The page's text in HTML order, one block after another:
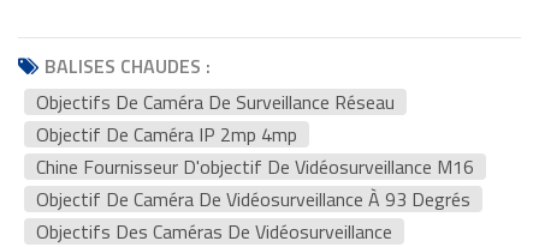
BALISES CHAUDES :
Objectifs De Caméra De Surveillance Réseau
Objectif De Caméra IP 2mp 4mp
Chine Fournisseur D'objectif De Vidéosurveillance M16
Objectif De Caméra De Vidéosurveillance À 93 Degrés
Objectifs Des Caméras De Vidéosurveillance